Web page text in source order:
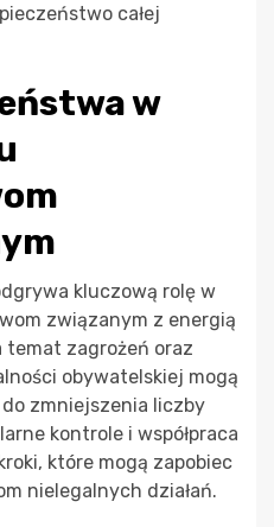
całej
w
kluczową rolę w
związanym z energią
temat zagrożeń oraz
obywatelskiej mogą
zmniejszenia liczby
kontrole i współpraca
które mogą zapobiec
nielegalnych działań.